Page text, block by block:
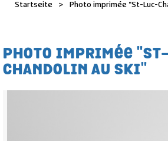
Startseite > Photo imprimée "St-Luc-
PHOTO IMPRIMÉE
CHANDOLIN AU SKI"